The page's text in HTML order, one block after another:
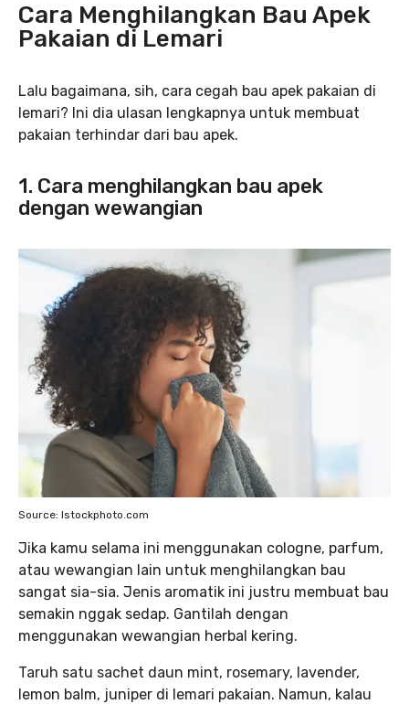
Cara Menghilangkan Bau Apek
Pakaian di Lemari
Lalu bagaimana, sih, cara cegah bau apek pakaian di
lemari? Ini dia ulasan lengkapnya untuk membuat
pakaian terhindar dari bau apek.
1. Cara menghilangkan bau apek
dengan wewangian
Source: Istockphoto.com
Jika kamu selama ini menggunakan cologne, parfum,
atau wewangian lain untuk menghilangkan bau
sangat sia-sia. Jenis aromatik ini justru membuat bau
semakin nggak sedap. Gantilah dengan
menggunakan wewangian herbal kering.
Taruh satu sachet daun mint, rosemary, lavender,
lemon balm, juniper di lemari pakaian. Namun, kalau